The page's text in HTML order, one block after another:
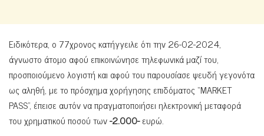
Ειδικότερα, ο 77χρονος κατήγγειλε ότι την 26-02-2024,
άγνωστο άτομο αφού επικοινώνησε τηλεφωνικά μαζί του,
προσποιούμενο λογιστή και αφού του παρουσίασε ψευδή γεγονότα
ως αληθή, με το πρόσχημα χορήγησης επιδόματος “MARKET
PASS”, έπεισε αυτόν να πραγματοποιήσει ηλεκτρονική μεταφορά
του χρηματικού ποσού των-2.000-ευρώ.